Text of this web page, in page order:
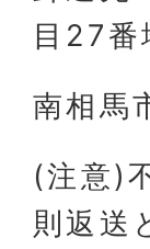
目27番
南相馬
(注意)
則返送